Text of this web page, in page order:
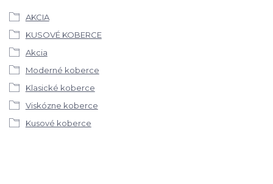
AKCIA
KUSOVÉ KOBERCE
Akcia
Moderné koberce
Klasické koberce
Viskózne koberce
Kusové koberce